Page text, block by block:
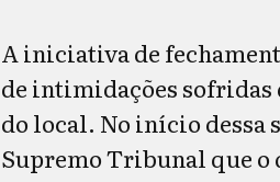
A iniciativa de
de intimidações sofridas
do local. No início dessa
Supremo Tribunal que o